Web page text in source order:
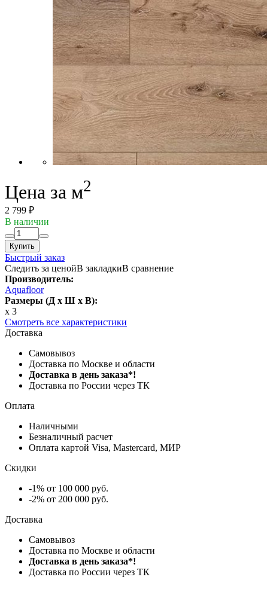
Цена за м2
2 799 ₽
В наличии
Купить
Быстрый заказ
Следить за ценойВ закладкиВ сравнение
Производитель:
Aquafloor
Размеры (Д x Ш x В):
x 3
Смотреть все характеристики
Доставка
Самовывоз
Доставка по Москве и области
Доставка в день заказа*!
Доставка по России через ТК
Оплата
Наличными
Безналичный расчет
Оплата картой Visa, Mastercard, МИР
Скидки
-1% от 100 000 руб.
-2% от 200 000 руб.
Доставка
Самовывоз
Доставка по Москве и области
Доставка в день заказа*!
Доставка по России через ТК